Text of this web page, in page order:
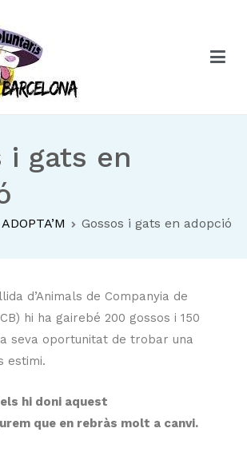
i gats en
ADOPTA’M Gossos i gats en adopció
d’Animals de Companyia de
hi ha gairebé 200 gossos i 150
seva oportunitat de trobar una
estimi.
hi doni aquest
que en rebràs molt a canvi.